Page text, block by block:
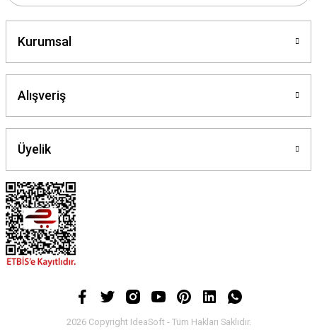
Gönder
Kurumsal
Alışveriş
Üyelik
2026 Copyright IdeaSoft - Tüm Hakları Saklıdır.